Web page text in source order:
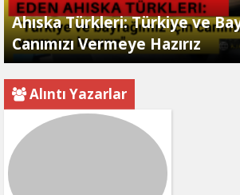
Ahıska Türkleri: Türkiye ve
Canımızı Vermeye Hazırız
Alıntı Yazarlar